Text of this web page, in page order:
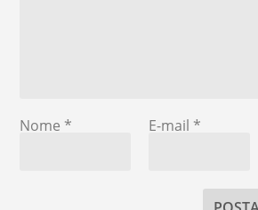
Nome * E-mail *